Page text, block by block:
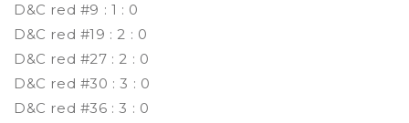
D&C red #9 : 1 : 0
D&C red #19 : 2 : 0
D&C red #27 : 2 : 0
D&C red #30 : 3 : 0
D&C red #36 : 3 : 0